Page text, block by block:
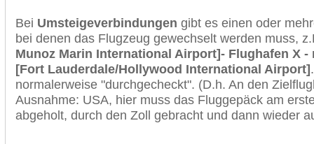
Bei Umsteigeverbindungen gibt es einen oder
bei denen das Flugzeug gewechselt werden muss,
Munoz Marin International Airport]- Flughafen X -
[Fort Lauderdale/Hollywood International Airport]
normalerweise "durchgecheckt". (D.h. An den
Ausnahme: USA, hier muss das Fluggepäck am
abgeholt, durch den Zoll gebracht und dann wieder